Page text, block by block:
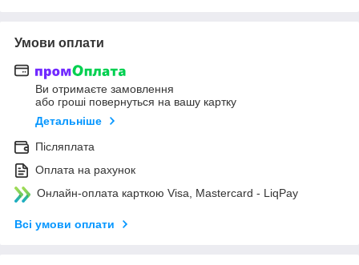
Умови оплати
Ви отримаєте замовлення
або гроші повернуться на вашу картку
Детальніше
Післяплата
Оплата на рахунок
Онлайн-оплата карткою Visa, Mastercard - LiqPay
Всі умови оплати